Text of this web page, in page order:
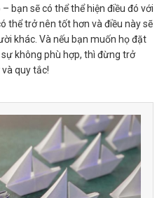
bạn sẽ có thể thể hiện điều đó với
thể trở nên tốt hơn và điều này sẽ
khác. Và nếu bạn muốn họ đặt
không phù hợp, thì đừng trở
quy tắc!